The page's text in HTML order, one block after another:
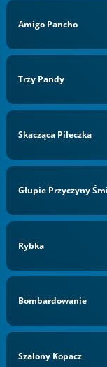
Amigo Pancho
Trzy Pandy
Skacząca Piłeczka
Głupie Przyczyny
Rybka
Bombardowanie
Szalony Kopacz